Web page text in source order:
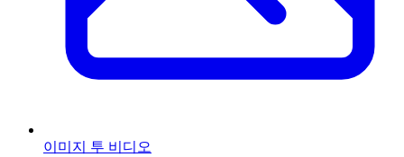
이미지 투 비디오